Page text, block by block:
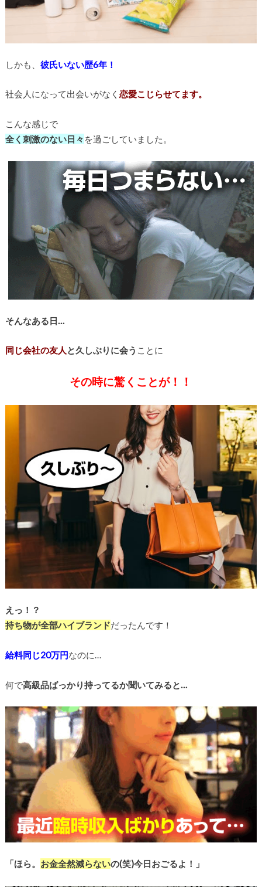
しかも、 彼氏いない歴6年！
社会人になって出会いがなく 恋愛こじらせてます。
こんな感じで
全く刺激のない日々 を過ごしていました。
そんなある日…
同じ会社の友人 と久しぶりに会う ことに
その時に驚くことが！！
えっ！？
持ち物が全部ハイブランドだったんです！
給料同じ20万円なのに…
何で高級品ばっかり持ってるか聞いてみると…
「ほら。 お金全然減らないの(笑)今日おごるよ！」